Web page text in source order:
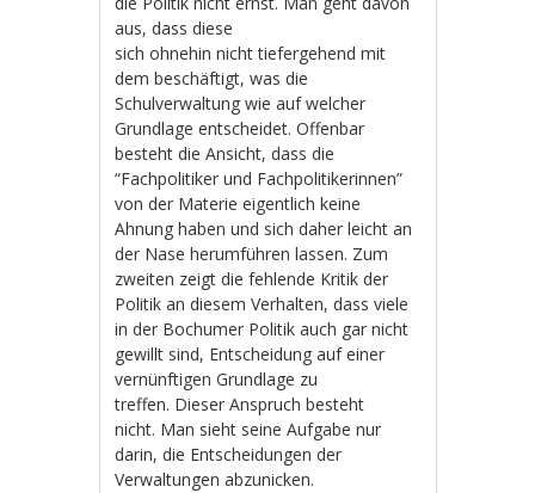
aus, dass diese
sich ohnehin nicht tiefergehend mit
dem beschäftigt, was die
Schulverwaltung wie auf welcher
Grundlage entscheidet. Offenbar
besteht die Ansicht, dass die
“Fachpolitiker und Fachpolitikerinnen”
von der Materie eigentlich keine
Ahnung haben und sich daher leicht an
der Nase herumführen lassen. Zum
zweiten zeigt die fehlende Kritik der
Politik an diesem Verhalten, dass viele
in der Bochumer Politik auch gar nicht
gewillt sind, Entscheidung auf einer
vernünftigen Grundlage zu
treffen. Dieser Anspruch besteht
nicht. Man sieht seine Aufgabe nur
darin, die Entscheidungen der
Verwaltungen abzunicken.